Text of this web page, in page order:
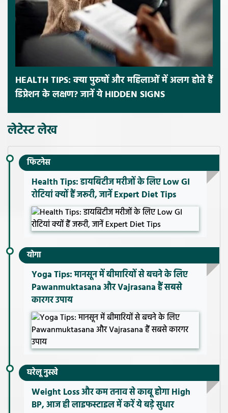
HEALTH TIPS: क्या पुरुषों और महिलाओं में अलग होते हैं
डिप्रेशन के लक्षण? जानें ये HIDDEN SIGNS
लेटेस्ट लेख
फिटनेस
Health Tips: डायबिटीज मरीजों के लिए Low GI
रोटियां क्यों हैं जरूरी, जानें Expert Diet Tips
योगा
Yoga Tips: मानसून में बीमारियों से बचने के लिए
Pawanmuktasana और Vajrasana हैं सबसे
कारगर उपाय
घरेलू नुस्खे
Weight Loss और कम तनाव से काबू होगा High
BP, आज ही लाइफस्टाइल में करें ये बड़े सुधार